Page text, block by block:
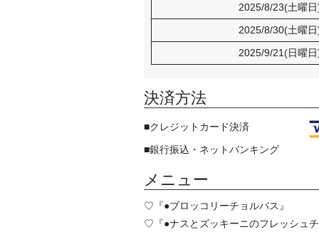
2025/8/23(土曜
2025/8/30(土曜
2025/9/21(日曜
決済方法
■クレジットカード決済
■銀行振込・ネットバンキング
メニュー
♡『●ブロッコリーチョルバス』
♡『●ナスとズッキーニのフレッシュ